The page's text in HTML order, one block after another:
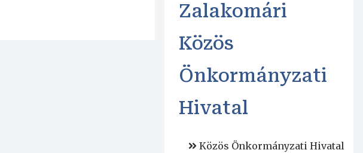
Zalakomári
Közös
Önkormányzati
Hivatal
Közös Önkormányzati Hivatal